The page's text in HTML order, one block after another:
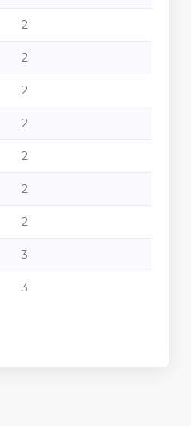
2
2
2
2
2
2
2
3
3